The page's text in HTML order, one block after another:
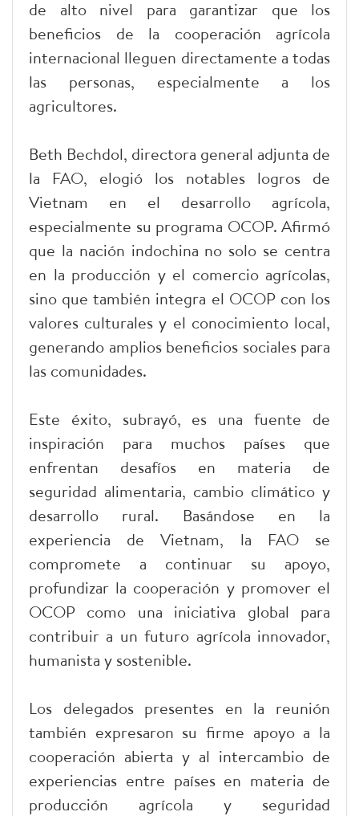
de alto nivel para garantizar que los
beneficios de la cooperación agrícola
internacional lleguen directamente a todas
las personas, especialmente a los
agricultores.
Beth Bechdol, directora general adjunta de
la FAO, elogió los notables logros de
Vietnam en el desarrollo agrícola,
especialmente su programa OCOP. Afirmó
que la nación indochina no solo se centra
en la producción y el comercio agrícolas,
sino que también integra el OCOP con los
valores culturales y el conocimiento local,
generando amplios beneficios sociales para
las comunidades.
Este éxito, subrayó, es una fuente de
inspiración para muchos países que
enfrentan desafíos en materia de
seguridad alimentaria, cambio climático y
desarrollo rural. Basándose en la
experiencia de Vietnam, la FAO se
compromete a continuar su apoyo,
profundizar la cooperación y promover el
OCOP como una iniciativa global para
contribuir a un futuro agrícola innovador,
humanista y sostenible.
Los delegados presentes en la reunión
también expresaron su firme apoyo a la
cooperación abierta y al intercambio de
experiencias entre países en materia de
producción agrícola y seguridad